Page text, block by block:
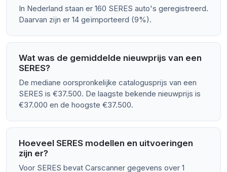
In Nederland staan er 160 SERES auto's geregistreerd.
Daarvan zijn er 14 geïmporteerd (9%).
Wat was de gemiddelde nieuwprijs van een
SERES?
De mediane oorspronkelijke catalogusprijs van een
SERES is €37.500. De laagste bekende nieuwprijs is
€37.000 en de hoogste €37.500.
Hoeveel SERES modellen en uitvoeringen
zijn er?
Voor SERES bevat Carscanner gegevens over 1